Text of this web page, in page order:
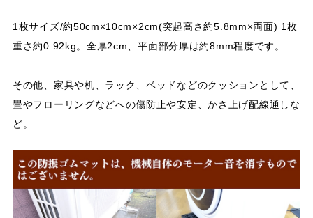
​​​​​​​1枚サイズ/約50cm×10cm×2cm(突起高さ約5.8mm×両面) 1枚
重さ約0.92kg。全厚2cm、平面部分厚は約8mm程度です。
その他、家具や机、ラック、ベッドなどのクッションとして、
畳やフローリングなどへの傷防止や安定、かさ上げ配線通しな
ど。